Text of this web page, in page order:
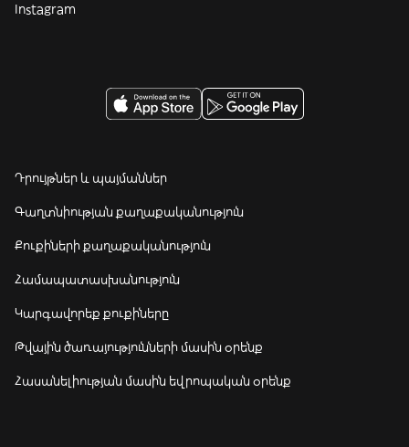
Instagram
Դրույթներ և պայմաններ
Գաղտնիության քաղաքականություն
Քուքիների քաղաքականություն
Համապատասխանություն
Կարգավորեք քուքիները
Թվային ծառայությունների մասին օրենք
Հասանելիության մասին եվրոպական օրենք